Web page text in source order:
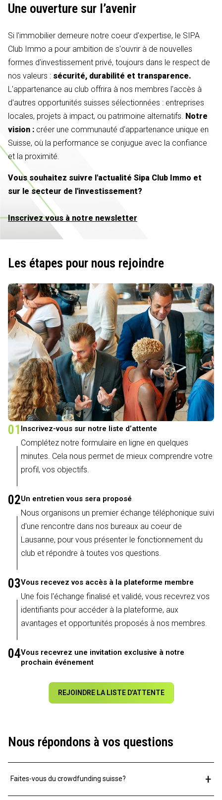
Une ouverture sur l’avenir
Si l'immobilier demeure notre coeur d'expertise, le SIPA
Club Immo a pour ambition de s'ouvrir à de nouvelles
formes d'investissement privé, toujours dans le respect de
nos valeurs : sécurité, durabilité et transparence.
L'appartenance au club offrira à nos membres l'accès à
d'autres opportunités suisses sélectionnées : entreprises
locales, projets à impact, ou patrimoine alternatifs. Notre
vision : créer une communauté d'appartenance unique en
Suisse, où la performance se conjugue avec la confiance
et la proximité.
Vous souhaitez suivre l'actualité Sipa Club Immo et
sur le secteur de l'investissement?
Inscrivez vous à notre newsletter
Les étapes pour nous rejoindre
01 Inscrivez-vous sur notre liste d’attente
Complétez notre formulaire en ligne en quelques
minutes. Cela nous permet de mieux comprendre votre
profil, vos objectifs.
02Un entretien vous sera proposé
Nous organisons un premier échange téléphonique suivi
d'une rencontre dans nos bureaux au coeur de
Lausanne, pour vous présenter le fonctionnement du
club et répondre à toutes vos questions.
03Vous recevez vos accès à la plateforme membre
Une fois l'échange finalisé et validé, vous recevrez vos
identifiants pour accéder à la plateforme, aux
avantages et opportunités proposés à nos membres.
04Vous recevrez une invitation exclusive à notre
prochain événement
REJOINDRE LA LISTE D’ATTENTE
Nous répondons à vos questions
Faites-vous du crowdfunding suisse? +